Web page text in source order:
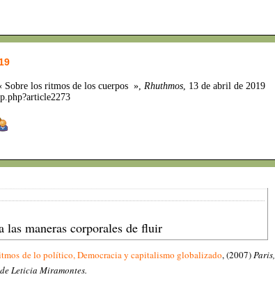
Sobre los ritmos de los cuerpos », Rhuthmos, 13 de abril de 2019
las maneras corporales de fluir
de lo político, Democracia y capitalismo globalizado, (2007)Paris,
Leticia Miramontes.